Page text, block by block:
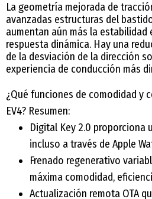
La geometría mejorada de
avanzadas estructuras del
aumentan aún más la estabilidad
respuesta dinámica. Hay una
de la desviación de la dirección
experiencia de conducción más
¿Qué funciones de comodidad y
EV4? Resumen:
Digital Key 2.0 proporciona
incluso a través de Apple
Frenado regenerativo
máxima comodidad,
Actualización remota OTA